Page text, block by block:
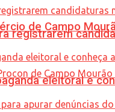
de Campo
registrarem
eleitoral e